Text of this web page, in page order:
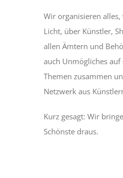
Wir organisieren alles,
Licht, über Künstler,
allen Ämtern und
auch Unmögliches
Themen zusammen
Netzwerk aus
Kurz gesagt: Wir
Schönste draus.